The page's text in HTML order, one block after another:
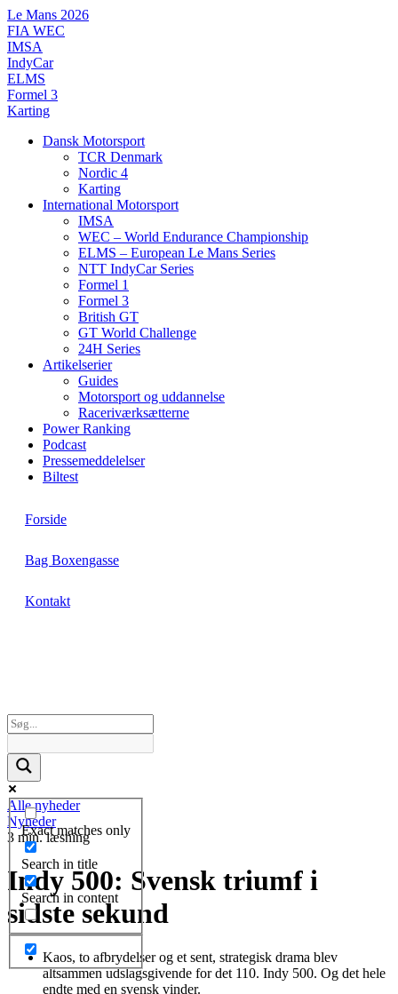
Videre
til
indhold
Le Mans 2026
FIA WEC
IMSA
IndyCar
ELMS
Formel 3
Karting
Dansk Motorsport
TCR Denmark
Nordic 4
Karting
International Motorsport
IMSA
WEC – World Endurance Championship
ELMS – European Le Mans Series
NTT IndyCar Series
Formel 1
Formel 3
British GT
GT World Challenge
24H Series
Artikelserier
Guides
Motorsport og uddannelse
Raceriværksætterne
Power Ranking
Podcast
Pressemeddelelser
Biltest
Forside
Bag Boxengasse
Kontakt
Exact matches only
Search in title
Search in content
Alle nyheder
Nyheder
3 min. læsning
Indy 500: Svensk triumf i
sidste sekund
Kaos, to afbrydelser og et sent, strategisk drama blev
altsammen udslagsgivende for det 110. Indy 500. Og det hele
endte med en svensk vinder.